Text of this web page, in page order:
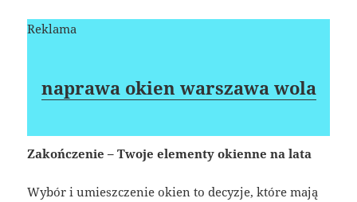
Reklama
naprawa okien warszawa wola
Zakończenie – Twoje elementy okienne na lata
Wybór i umieszczenie okien to decyzje, które mają